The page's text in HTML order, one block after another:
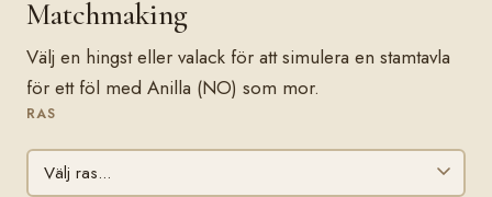
Matchmaking
Välj en hingst eller valack för att simulera en stamtavla
för ett föl med Anilla (NO) som mor.
RAS